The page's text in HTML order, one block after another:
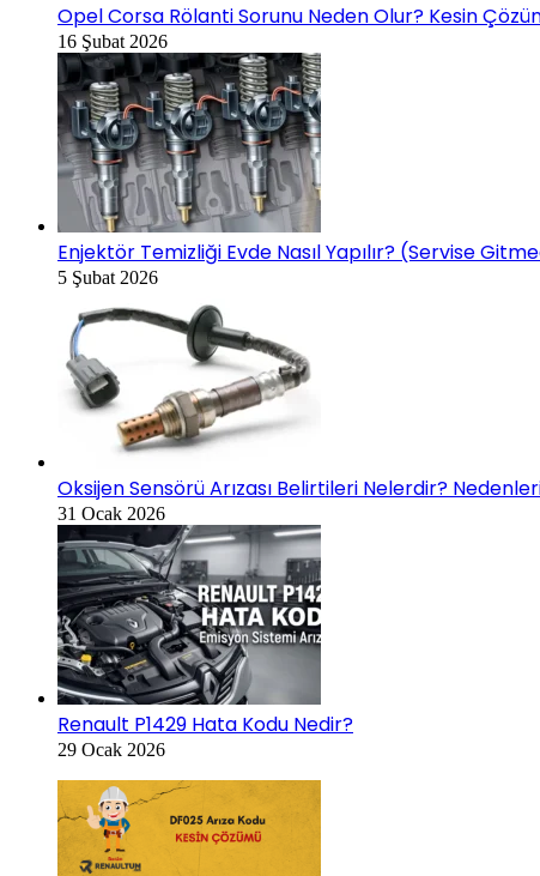
Opel Corsa Rölanti Sorunu Neden Olur? Kesin
16 Şubat 2026
Enjektör Temizliği Evde Nasıl Yapılır? (Servise
5 Şubat 2026
Oksijen Sensörü Arızası Belirtileri Nelerdir?
31 Ocak 2026
Renault P1429 Hata Kodu Nedir?
29 Ocak 2026